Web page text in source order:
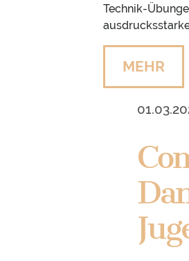
Technik-
MEHR